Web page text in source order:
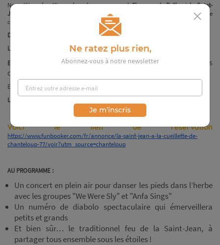
Nous fêtonsles 40 ans de notre groupement Chapeau de Pailleetla Saint-
Jean
dans une ambiance festive, conviviale et… chaleureuse au sens propre
comme au figuré
Date :
Lieu
: Cueillette de Chanteloup
Entrée
sur réservation: 3€ par personne (gratuit pour les moins
de 3 ans)
Et réservez votre plateau apéro en même temps : 29€ pour 3 personnes.
Limité à 100 personnes, réservations jusqu'au 25 juin
Voici le lien de réservation
https://www.funbooker.com/fr/annonce/la-saint-jean-a-la-cueillette-de-
chanteloup-77/voir?utm_source=chanteloup
AU PROGRAMME :
Un concert en plein air pour danser les pieds dans l’herbe
avec les groupes "We Were Sly" et "Anfa Sings"
Un numéro de diabolo spectaculaire qui émerveillera
petits et grands
Et bien sûr… le traditionnel feu de la Saint-Jean, à
partager tous ensemble sous les étoiles !
Ne ratez plus rien,
Abonnez-vous à notre newsletter
Je m’inscris